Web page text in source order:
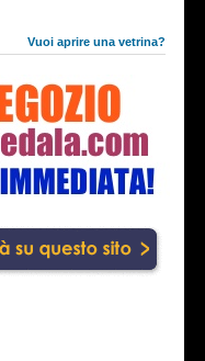
Vuoi aprire una vetrina?